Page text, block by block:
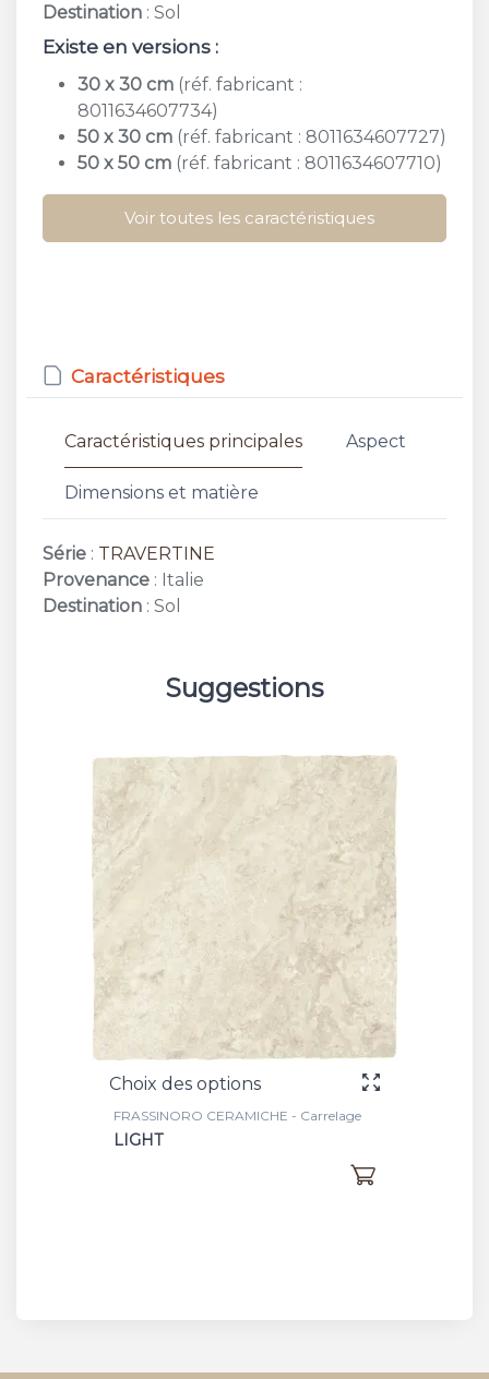
Destination : Sol
Existe en versions :
30 x 30 cm (réf. fabricant :
8011634607734)
50 x 30 cm (réf. fabricant : 8011634607727)
50 x 50 cm (réf. fabricant : 8011634607710)
Voir toutes les caractéristiques
Caractéristiques
Caractéristiques principales Aspect
Dimensions et matière
Série : TRAVERTINE
Provenance : Italie
Destination : Sol
Suggestions
Choix des options
FRASSINORO CERAMICHE - Carrelage
LIGHT